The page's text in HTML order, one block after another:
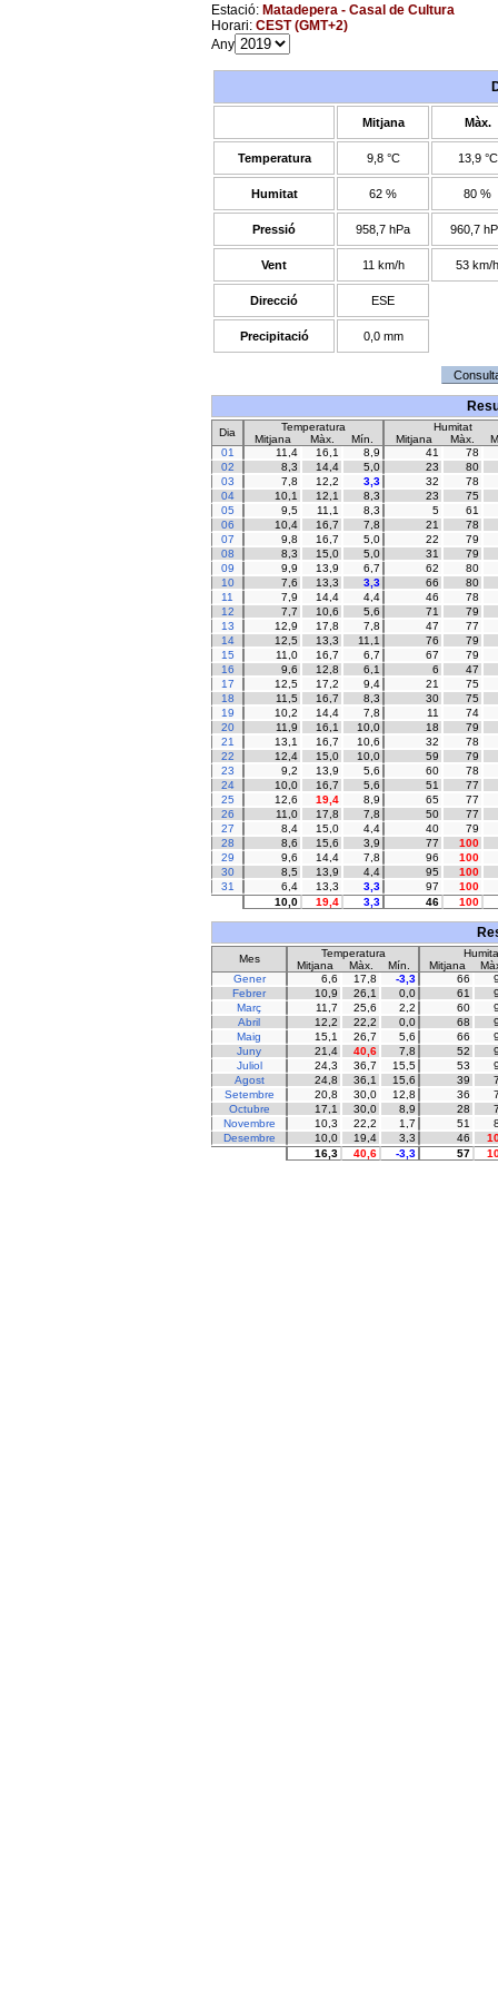
Estació: Matadepera - Casal de Cultura
Horari: CEST (GMT+2)
Any
Mitjana Màx.
Temperatura 9,8 °C 13,9 °C
Humitat 62 % 80 %
Pressió 958,7 hPa 960,7
Vent 11 km/h 53 km/h
Direcció ESE
Precipitació 0,0 mm
Dia Temperatura
Humitat
Mitjana
Màx. Mín. Mitjana Màx.
01
11,4 16,1 8,9 41
78
02
8,3 14,4 5,0 23
80
03
7,8 12,2 3,3 32
78
04
10,1 12,1 8,3 23
75
05
9,5 11,1 8,3 5
61
06
10,4 16,7 7,8 21
78
07
9,8 16,7 5,0 22
79
08
8,3 15,0 5,0 31
79
09
9,9 13,9 6,7 62
80
10
7,6 13,3 3,3 66
80
11
7,9 14,4 4,4 46
78
12
7,7 10,6 5,6 71
79
13
12,9 17,8 7,8 47
77
14
12,5 13,3 11,1 76
79
15
11,0 16,7 6,7 67
79
16
9,6 12,8 6,1 6
47
17
12,5 17,2 9,4 21
75
18
11,5 16,7 8,3 30
75
19
10,2 14,4 7,8 11
74
20
11,9 16,1 10,0 18
79
21
13,1 16,7 10,6 32
78
22
12,4 15,0 10,0 59
79
23
9,2 13,9 5,6 60
78
24
10,0 16,7 5,6 51
77
25
12,6 19,4 8,9 65
77
26
11,0 17,8 7,8 50
77
27
8,4 15,0 4,4 40
79
28
8,6 15,6 3,9 77
100
29
9,6 14,4 7,8 96
100
30
8,5 13,9 4,4 95
100
31
6,4 13,3 3,3 97
100
10,0
19,4 3,3 46 100
Mes Temperatura
Mitjana
Màx. Mín. Mitjana
Gener
6,6 17,8 -3,3 66
Febrer
10,9 26,1 0,0 61
Març
11,7 25,6 2,2 60
Abril
12,2 22,2 0,0 68
Maig
15,1 26,7 5,6 66
Juny
21,4 40,6 7,8 52
Juliol
24,3 36,7 15,5 53
Agost
24,8 36,1 15,6 39
Setembre
20,8 30,0 12,8 36
Octubre
17,1 30,0 8,9 28
Novembre
10,3 22,2 1,7 51
Desembre
10,0 19,4 3,3 46
16,3
40,6 -3,3 57